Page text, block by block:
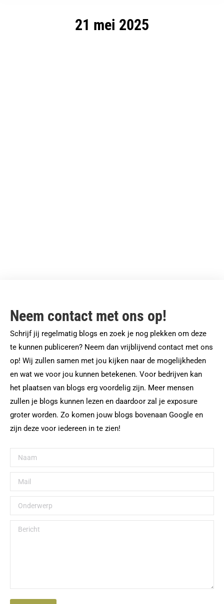
21 mei 2025
Neem contact met ons op!
Schrijf jij regelmatig blogs en zoek je nog plekken om deze
te kunnen publiceren? Neem dan vrijblijvend contact met ons
op! Wij zullen samen met jou kijken naar de mogelijkheden
en wat we voor jou kunnen betekenen. Voor bedrijven kan
het plaatsen van blogs erg voordelig zijn. Meer mensen
zullen je blogs kunnen lezen en daardoor zal je exposure
groter worden. Zo komen jouw blogs bovenaan Google en
zijn deze voor iedereen in te zien!